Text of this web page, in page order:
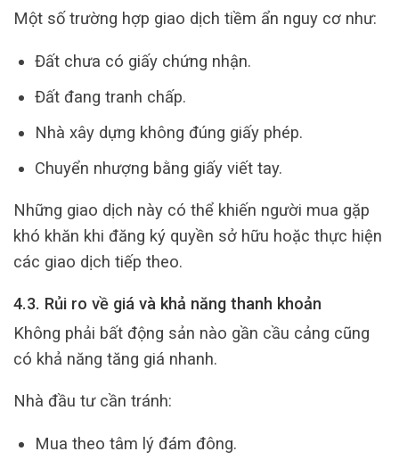
Một số trường hợp giao dịch tiềm ẩn nguy cơ như:
Đất chưa có giấy chứng nhận.
Đất đang tranh chấp.
Nhà xây dựng không đúng giấy phép.
Chuyển nhượng bằng giấy viết tay.
Những giao dịch này có thể khiến người mua gặp
khó khăn khi đăng ký quyền sở hữu hoặc thực hiện
các giao dịch tiếp theo.
4.3. Rủi ro về giá và khả năng thanh khoản
Không phải bất động sản nào gần cầu cảng cũng
có khả năng tăng giá nhanh.
Nhà đầu tư cần tránh:
Mua theo tâm lý đám đông.